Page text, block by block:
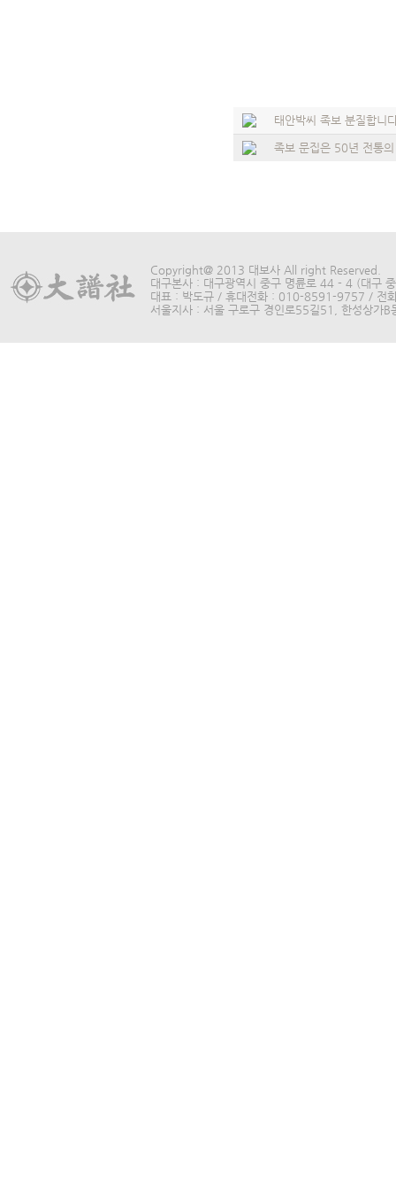
태안박씨 족보 분질합니
족보 문집은 50년 전통
대구본사 : 대구광역시 중구 명륜로 44 - 4 (대구
대표 : 박도규 / 휴대전화 : 010-8591-9757 /
서울지사 : 서울 구로구 경인로55길51, 한성상
Copyright@ 2013 대보사 All right Reserved.